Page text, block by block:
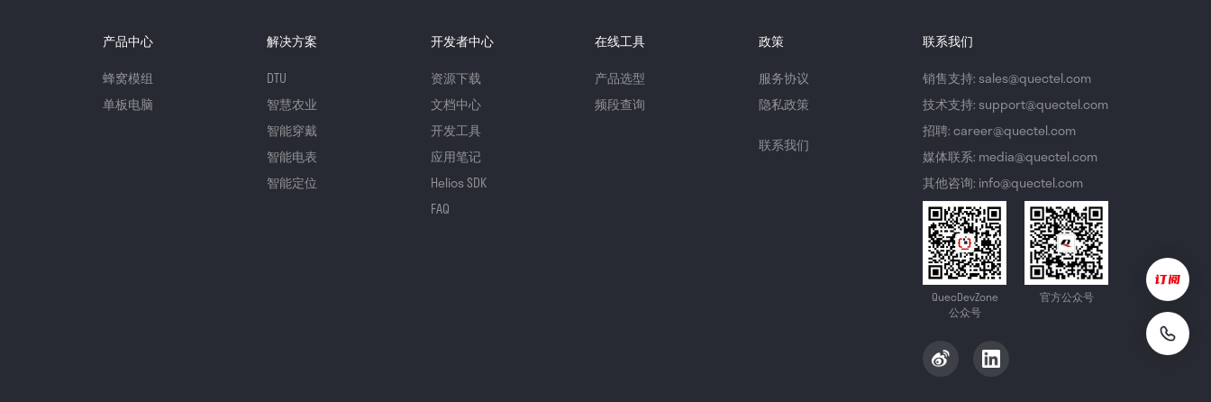
产品中心
蜂窝模组
单板电脑
解决方案
DTU
智慧农业
智能穿戴
智能电表
智能定位
开发者中心
资源下载
文档中心
开发工具
应用笔记
Helios SDK
FAQ
在线工具
产品选型
频段查询
政策
服务协议
隐私政策
联系我们
联系我们
销售支持: sales@quectel.com
技术支持: support@quectel.com
招聘: career@quectel.com
媒体联系: media@quectel.com
其他咨询: info@quectel.com
QuecDevZone
公众号
官方公众号